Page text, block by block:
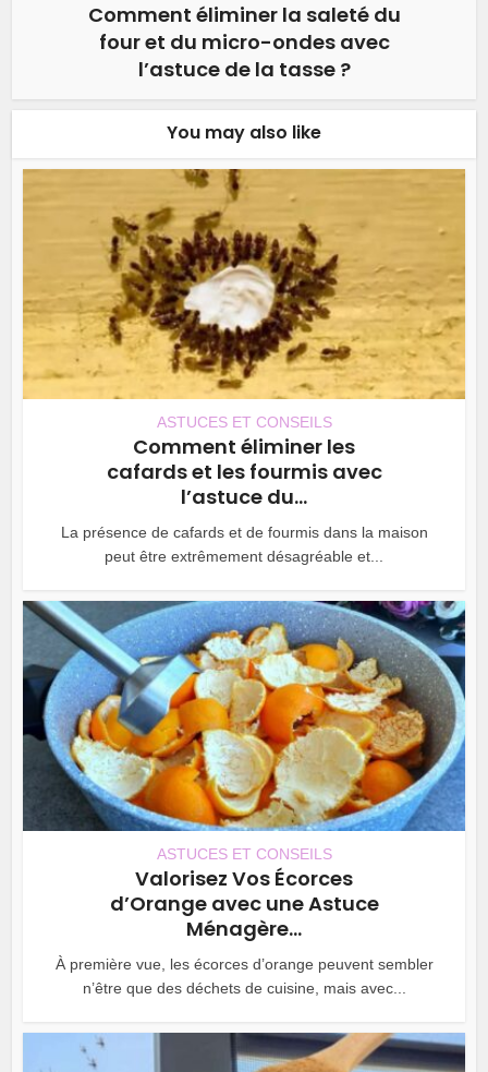
Comment éliminer la saleté du
four et du micro-ondes avec
l’astuce de la tasse ?
You may also like
ASTUCES ET CONSEILS
Comment éliminer les
cafards et les fourmis avec
l’astuce du...
La présence de cafards et de fourmis dans la maison
peut être extrêmement désagréable et...
ASTUCES ET CONSEILS
Valorisez Vos Écorces
d’Orange avec une Astuce
Ménagère...
À première vue, les écorces d’orange peuvent sembler
n’être que des déchets de cuisine, mais avec...